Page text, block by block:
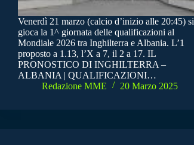
Venerdì 21 marzo (calcio d’inizio alle 20:45) si
gioca la 1^ giornata delle qualificazioni al
Mondiale 2026 tra Inghilterra e Albania. L’1
proposto a 1.13, l’X a 7, il 2 a 17. IL
PRONOSTICO DI INGHILTERRA –
ALBANIA | QUALIFICAZIONI…
Redazione MME
20 Marzo 2025